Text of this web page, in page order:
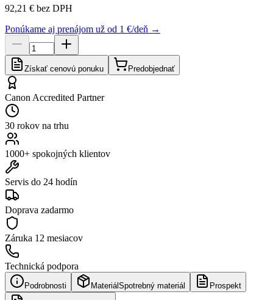
92,21 € bez DPH
Ponúkame aj prenájom už od 1 €/deň →
Získať cenovú ponuku Predobjednať
Canon Accredited Partner
30 rokov na trhu
1000+ spokojných klientov
Servis do 24 hodín
Doprava zadarmo
Záruka 12 mesiacov
Technická podpora
Podrobnosti Materiál Spotrebný materiál Prospekt